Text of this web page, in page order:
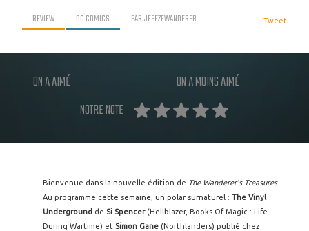
REVIEW DC COMICS PARJEFFZEWANDERER Tweet
ON A AIMÉ
ON A MOINS AIMÉ
NOTRE NOTE
Bienvenue dans la nouvelle édition de The Wanderer’s Treasures.
Au programme cette semaine, un polar surnaturel : The Vinyl
Underground de Si Spencer(Hellblazer, Books Of Magic : Life
During Wartime) et Simon Gane (Northlanders) publié chez